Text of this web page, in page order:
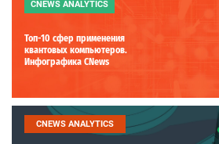
CNEWS ANALYTICS
Топ-10 сфер применения
квантовых компьютеров.
Инфографика CNews
CNEWS ANALYTICS